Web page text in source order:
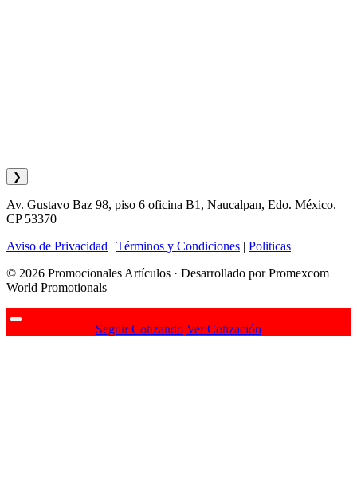
❯
Av. Gustavo Baz 98, piso 6 oficina B1, Naucalpan, Edo. México.
CP 53370
Aviso de Privacidad | Términos y Condiciones | Politicas
© 2026 Promocionales Artículos · Desarrollado por Promexcom
World Promotionals
Seguir Cotizando Ver Cotización